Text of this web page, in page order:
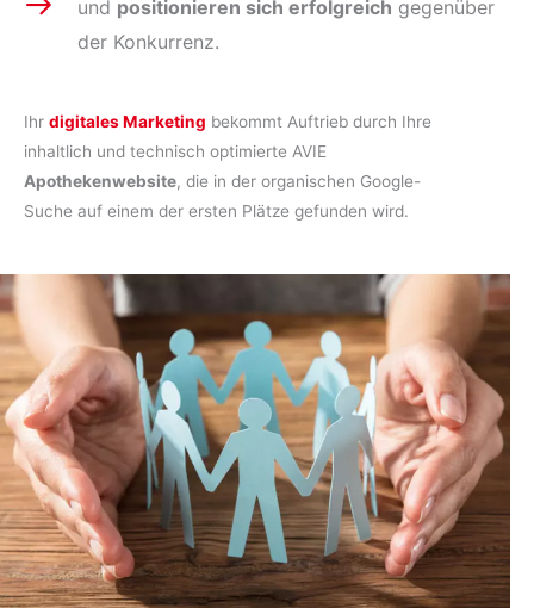
und positionieren sich erfolgreich gegenüber
der Konkurrenz.
Ihr digitales Marketing bekommt Auftrieb durch Ihre
inhaltlich und technisch optimierte AVIE
Apothekenwebsite, die in der organischen Google-
Suche auf einem der ersten Plätze gefunden wird.